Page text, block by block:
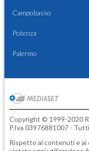
Campobasso
Potenza
Palermo
Copyright © 1999-2020
P.Iva 03976881007 -
Rispetto ai contenuti e